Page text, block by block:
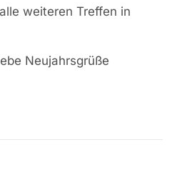
weiteren Treffen in
Neujahrsgrüße